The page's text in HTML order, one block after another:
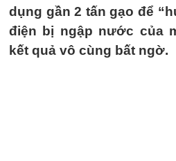
dụng gần 2 tấn gạo để
điện bị ngập nước của
kết quả vô cùng bất ngờ.